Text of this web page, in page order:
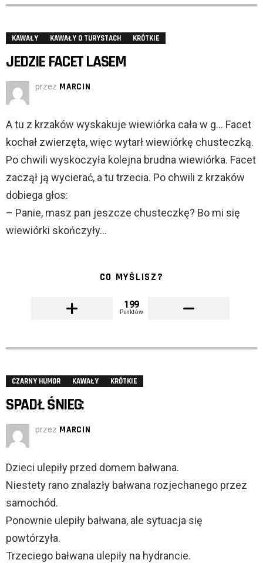
KAWAŁY KAWAŁY O TURYSTACH KRÓTKIE
JEDZIE FACET LASEM
przez MARCIN
A tu z krzaków wyskakuje wiewiórka cała w g… Facet
kochał zwierzęta, więc wytarł wiewiórkę chusteczką.
Po chwili wyskoczyła kolejna brudna wiewiórka. Facet
zaczął ją wycierać, a tu trzecia. Po chwili z krzaków
dobiega głos:
– Panie, masz pan jeszcze chusteczkę? Bo mi się
wiewiórki skończyły…
CO MYŚLISZ?
199
Punktów
CZARNY HUMOR KAWAŁY KRÓTKIE
SPADŁ ŚNIEG:
przez MARCIN
Dzieci ulepiły przed domem bałwana.
Niestety rano znalazły bałwana rozjechanego przez
samochód.
Ponownie ulepiły bałwana, ale sytuacja się
powtórzyła.
Trzeciego bałwana ulepiły na hydrancie.